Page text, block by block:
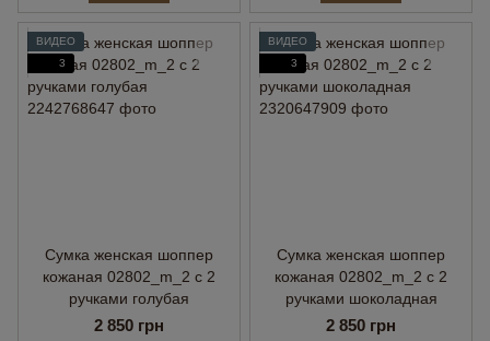
ВИДЕО
3
Сумка женская шоппер
кожаная 02802_m_2 с 2
ручками голубая
2 850 грн
ВИДЕО
3
Сумка женская шоппер
кожаная 02802_m_2 с 2
ручками шоколадная
2 850 грн